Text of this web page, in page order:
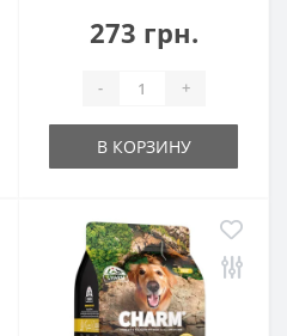
273 грн.
- +
В КОРЗИНУ